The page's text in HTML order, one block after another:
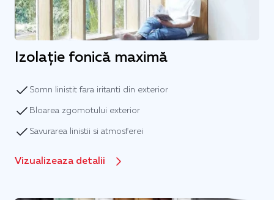
Izolație fonică maximă
Somn linistit fara iritanti din exterior
Bloarea zgomotului exterior
Savurarea linistii si atmosferei
Vizualizeaza detalii